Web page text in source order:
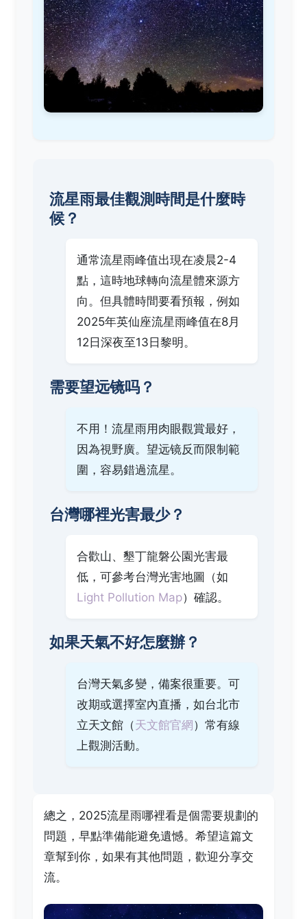
流星雨最佳觀測時間是什麼時
候？
通常流星雨峰值出現在凌晨2-4
點，這時地球轉向流星體來源方
向。但具體時間要看預報，例如
2025年英仙座流星雨峰值在8月
12日深夜至13日黎明。
需要望远镜吗？
不用！流星雨用肉眼觀賞最好，
因為視野廣。望远镜反而限制範
圍，容易錯過流星。
台灣哪裡光害最少？
合歡山、墾丁龍磐公園光害最
低，可參考台灣光害地圖（如
Light Pollution Map）確認。
如果天氣不好怎麼辦？
台灣天氣多變，備案很重要。可
改期或選擇室內直播，如台北市
立天文館（天文館官網）常有線
上觀測活動。
總之，2025流星雨哪裡看是個需要規劃的
問題，早點準備能避免遺憾。希望這篇文
章幫到你，如果有其他問題，歡迎分享交
流。